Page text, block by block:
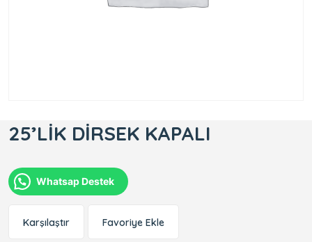
25’LİK DİRSEK KAPALI
Whatsap Destek
Karşılaştır Favoriye Ekle